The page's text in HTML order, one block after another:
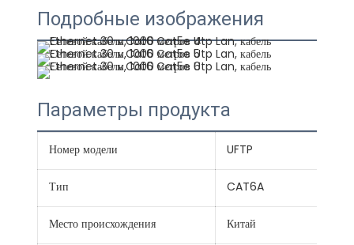
Подробные изображения
Параметры продукта
Номер модели UFTP
Тип CAT6A
Место происхождения Китай